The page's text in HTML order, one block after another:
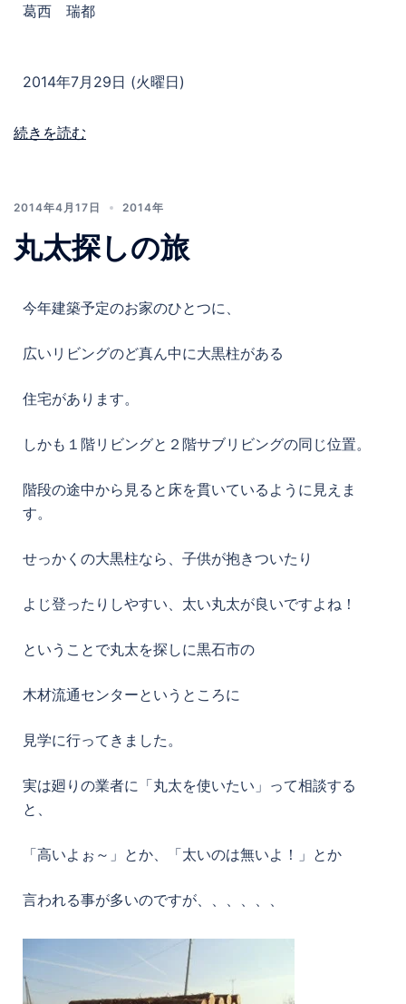
葛西 瑞都
2014年7月29日 (火曜日)
続きを読む
2014年4月17日 2014年
丸太探しの旅
今年建築予定のお家のひとつに、
広いリビングのど真ん中に大黒柱がある
住宅があります。
しかも１階リビングと２階サブリビングの同じ位置。
階段の途中から見ると床を貫いているように見えま
す。
せっかくの大黒柱なら、子供が抱きついたり
よじ登ったりしやすい、太い丸太が良いですよね！
ということで丸太を探しに黒石市の
木材流通センターというところに
見学に行ってきました。
実は廻りの業者に「丸太を使いたい」って相談する
と、
「高いよぉ～」とか、「太いのは無いよ！」とか
言われる事が多いのですが、、、、、、